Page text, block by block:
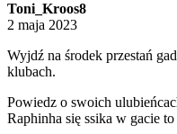
Toni_Kroos8
2 maja 2023
Wyjdź na środek przestań
klubach.
Powiedz o swoich
Raphinha się ssika w gacie